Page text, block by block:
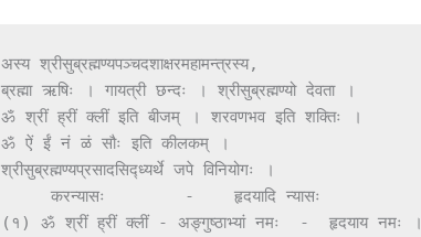
अस्य श्रीसुब्रह्मण्यपञ्चदशाक्षरमहामन्त्रस्य,
ब्रह्मा ऋषिः । गायत्री छन्दः । श्रीसुब्रह्मण्यो देवता ।
ॐ श्रीं ह्रीं क्लीं इति बीजम् । शरवणभव इति शक्तिः ।
ॐ ऐं ईं नं ळं सौः इति कीलकम् ।
श्रीसुब्रह्मण्यप्रसादसिद्ध्यर्थे जपे विनियोगः ।
     करन्यासः        -    हृदयादि न्यासः
(१) ॐ श्रीं ह्रीं क्लीं - अङ्गुष्ठाभ्यां नमः  -  हृदयाय नमः ।